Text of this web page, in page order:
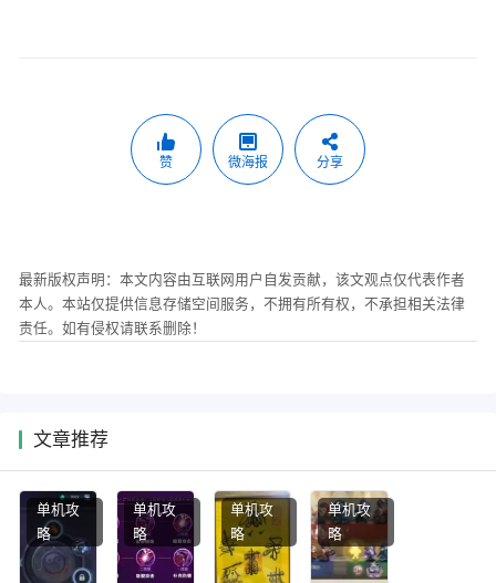
赞 微海报 分享
最新版权声明：本文内容由互联网用户自发贡献，该文观点仅代表作者
本人。本站仅提供信息存储空间服务，不拥有所有权，不承担相关法律
责任。如有侵权请联系删除！
文章推荐
单机攻
略
单机攻
略
单机攻
略
单机攻
略